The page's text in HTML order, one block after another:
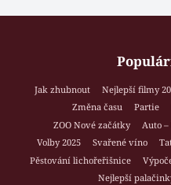
Jak zhubnout Nejlepší filmy
Změna času
Partie
ZOO Nové začátky
Auto
Volby 2025
Svařené víno
Pěstování lichořeřišnice
Nejlepší